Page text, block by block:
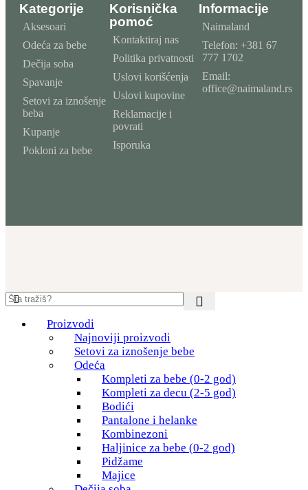
Kategorije
Aksesoari
Odeća za bebe
Dečija soba
Spavanje
Setovi za iznošenje
beba
Kupanje
Pokloni za bebe
Korisnička
pomoć
Kontaktiraj nas
Politika privatnosti
Uslovi korišćenja
Uslovi kupovine
Reklamacije i
povrati
Isporuka
Informacije
Naimaland
Telefon: +381 67
777 1702
Email:
office@naimaland.rs
Proizvodi
Najnoviji proizvodi
Setovi za iznošenje bebe
Odeća
Kompleti za bebe (0-2 god)
Kompleti za decu (2-5 god)
Bodići
Pantalone i helanke
Kombinezoni
Haljinice za bebe (0-2 god)
Pidžame
Majice